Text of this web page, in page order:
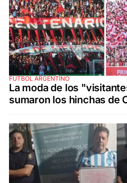
FÚTBOL ARGENTINO
La moda de los
sumaron los hinchas de